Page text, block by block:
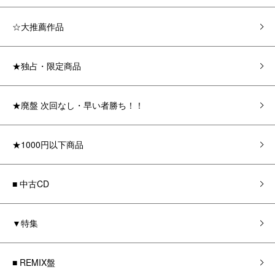
☆大推薦作品
★独占・限定商品
★廃盤 次回なし・早い者勝ち！！
★1000円以下商品
■ 中古CD
▼特集
■ REMIX盤